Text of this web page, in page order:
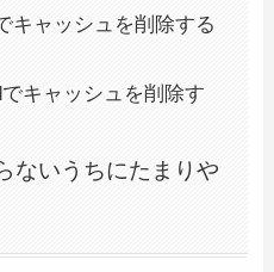
キャッシュを削除する
キャッシュを削除す
ないうちにたまりや